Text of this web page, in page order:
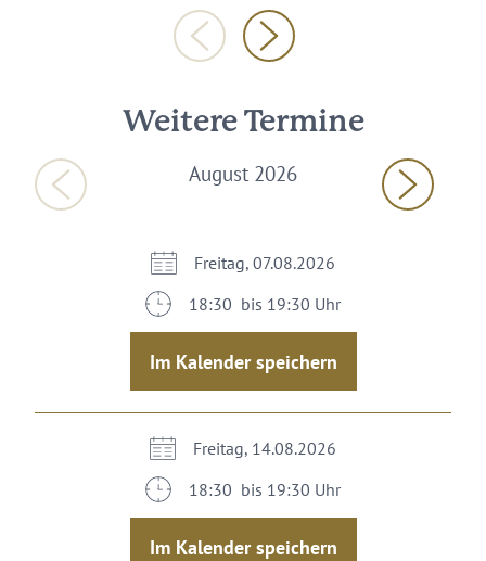
Weitere Termine
August 2026
Freitag, 07.08.2026
18:30 bis 19:30 Uhr
Im Kalender speichern
Freitag, 14.08.2026
18:30 bis 19:30 Uhr
Im Kalender speichern